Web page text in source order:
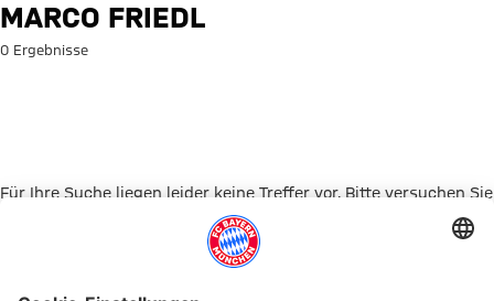
Suche: Marco Friedl
MARCO FRIEDL
0 Ergebnisse
Für Ihre Suche liegen leider keine Treffer vor. Bitte versuchen Sie
Zur Startseite